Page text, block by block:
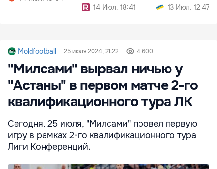
14 Июл. 18:41
13 Июл. 12:47
Moldfootball 25 июля 2024, 21:22 4 600
"Милсами" вырвал ничью у
"Астаны" в первом матче 2-го
квалификационного тура ЛК
Сегодня, 25 июля, "Милсами" провел первую
игру в рамках 2-го квалификационного тура
Лиги Конференций.